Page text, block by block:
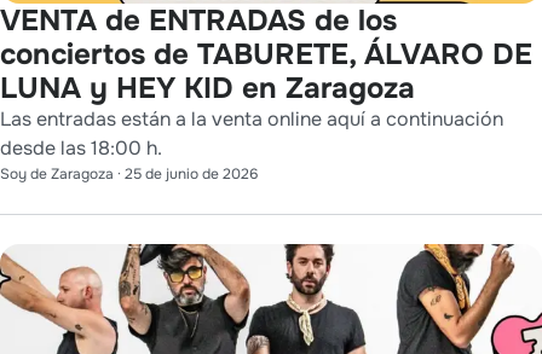
VENTA de ENTRADAS de los
conciertos de TABURETE, ÁLVARO DE
LUNA y HEY KID en Zaragoza
Las entradas están a la venta online aquí a continuación
desde las 18:00 h.
Soy de Zaragoza · 25 de junio de 2026